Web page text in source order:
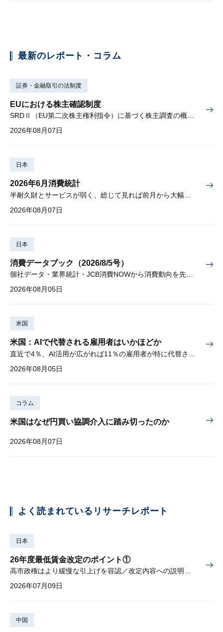
最新のレポート・コラム
証券・金融取引の法制度
EUにおける株主確認制度
SRDⅡ（EU第二次株主権利指令）に基づく株主調査の概要と課題
2026年08月07日
日本
2026年6月消費統計
2026年08月07日
日本
消費データブック（2026/8/5号）
個社データ・業界統計・JCB消費NOWから消費動向を先取り
2026年08月05日
米国
米国：AIで代替される雇用者はいかほどか
2026年08月05日
コラム
米国はなぜ円買い協調介入に踏み切ったのか
2026年08月07日
よく読まれているリサーチレポート
日本
26年度最低賃金改定のポイント①
高市政権はより緩慢な引上げを容認／改定内容への説明責任が焦点
2026年07月09日
中国